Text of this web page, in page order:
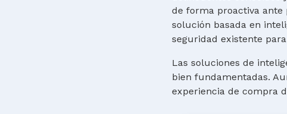
de forma proactiva ante
solución basada en
seguridad existente
Las soluciones de
bien fundamentadas.
experiencia de compra